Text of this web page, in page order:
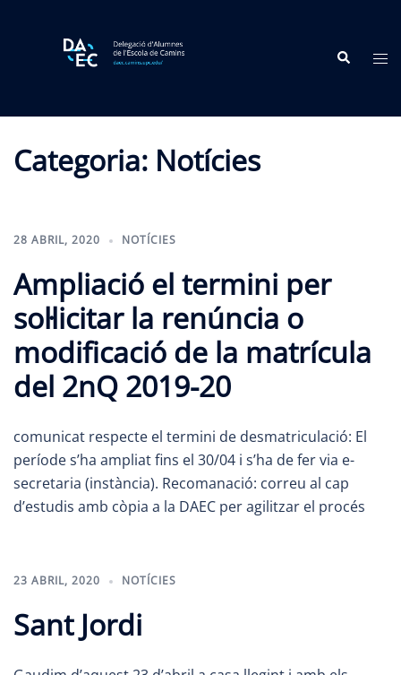
Search
Categoria: Notícies
28 ABRIL, 2020 NOTÍCIES
Ampliació el termini per
sol·licitar la renúncia o
modificació de la matrícula
del 2nQ 2019-20
comunicat respecte el termini de desmatriculació: El
període s’ha ampliat fins el 30/04 i s’ha de fer via e-
secretaria (instància). Recomanació: correu al cap
d’estudis amb còpia a la DAEC per agilitzar el procés
23 ABRIL, 2020 NOTÍCIES
Sant Jordi